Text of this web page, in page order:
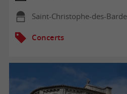
Saint-Christophe-des-
Concerts